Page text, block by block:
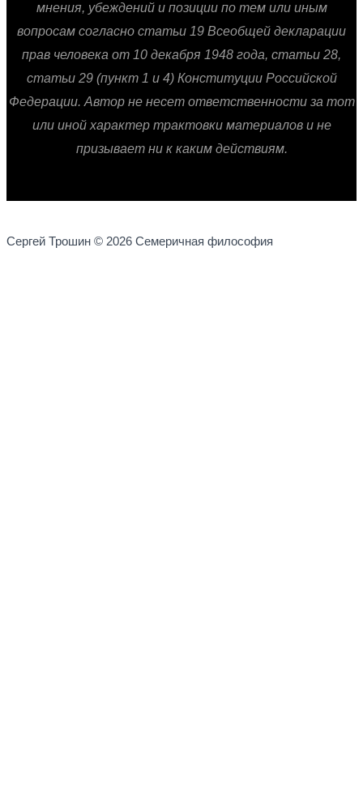
мнения, убеждений и позиции по тем или иным
вопросам согласно статьи 19 Всеобщей декларации
прав человека от 10 декабря 1948 года, статьи 28,
статьи 29 (пункт 1 и 4) Конституции Российской
Федерации. Автор не несет ответственности за тот
или иной характер трактовки материалов и не
призывает ни к каким действиям.
Сергей Трошин © 2026 Семеричная философия